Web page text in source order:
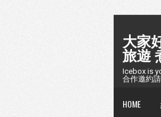
大家
旅遊
Icebox is
合作邀約
HOME